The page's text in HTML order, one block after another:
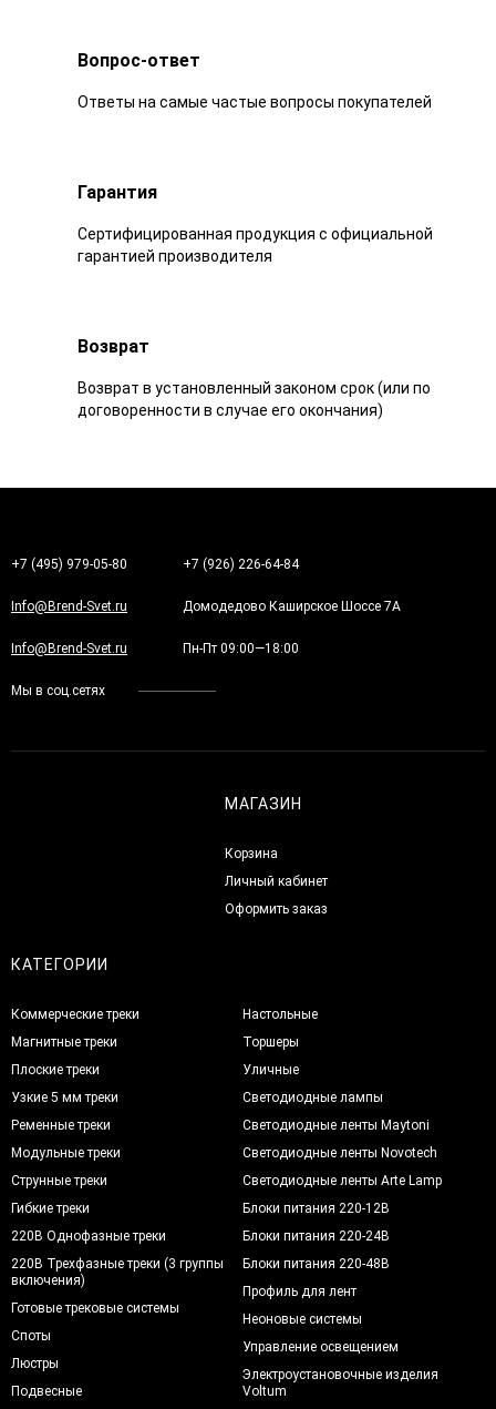
Вопрос-ответ
Ответы на самые частые вопросы покупателей
Гарантия
Сертифицированная продукция с официальной
гарантией производителя
Возврат
Возврат в установленный законом срок (или по
договоренности в случае его окончания)
+7 (495) 979-05-80 +7 (926) 226-64-84
Info@Brend-Svet.ru Домодедово Каширское Шоссе 7А
Info@Brend-Svet.ru Пн-Пт 09:00—18:00
Мы в соц.сетях
МАГАЗИН
Корзина
Личный кабинет
Оформить заказ
КАТЕГОРИИ
Коммерческие треки
Магнитные треки
Плоские треки
Узкие 5 мм треки
Ременные треки
Модульные треки
Струнные треки
Гибкие треки
220В Однофазные треки
220В Трехфазные треки (3 группы
включения)
Готовые трековые системы
Споты
Люстры
Подвесные
Настольные
Торшеры
Уличные
Светодиодные лампы
Светодиодные ленты Maytoni
Светодиодные ленты Novotech
Светодиодные ленты Arte Lamp
Блоки питания 220-12В
Блоки питания 220-24В
Блоки питания 220-48В
Профиль для лент
Неоновые системы
Управление освещением
Электроустановочные изделия
Voltum